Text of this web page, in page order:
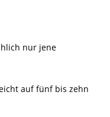
nur jene
auf fünf bis zehn